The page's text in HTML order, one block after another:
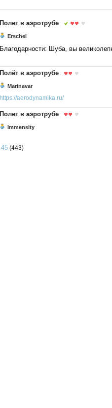
Полет в аэротрубе
Erschel
Благодарности: Шуба, вы
Полёт в аэротрубе
Marinavar
https://aerodynamika.ru/
Полет в аэротрубе
Immensity
45 (443)